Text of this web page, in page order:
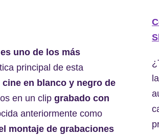
uno de los más
principal de esta
en blanco y negro de
en un clip grabado con
anteriormente como
montaje de grabaciones